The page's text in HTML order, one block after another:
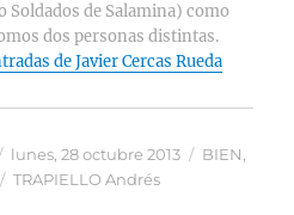
Soldados de Salamina) como
dos personas distintas.
de Javier Cercas Rueda
Publicado
el
lunes, 28 octubre 2013 Categorías
BIEN
Etiquetas
TRAPIELLO Andrés